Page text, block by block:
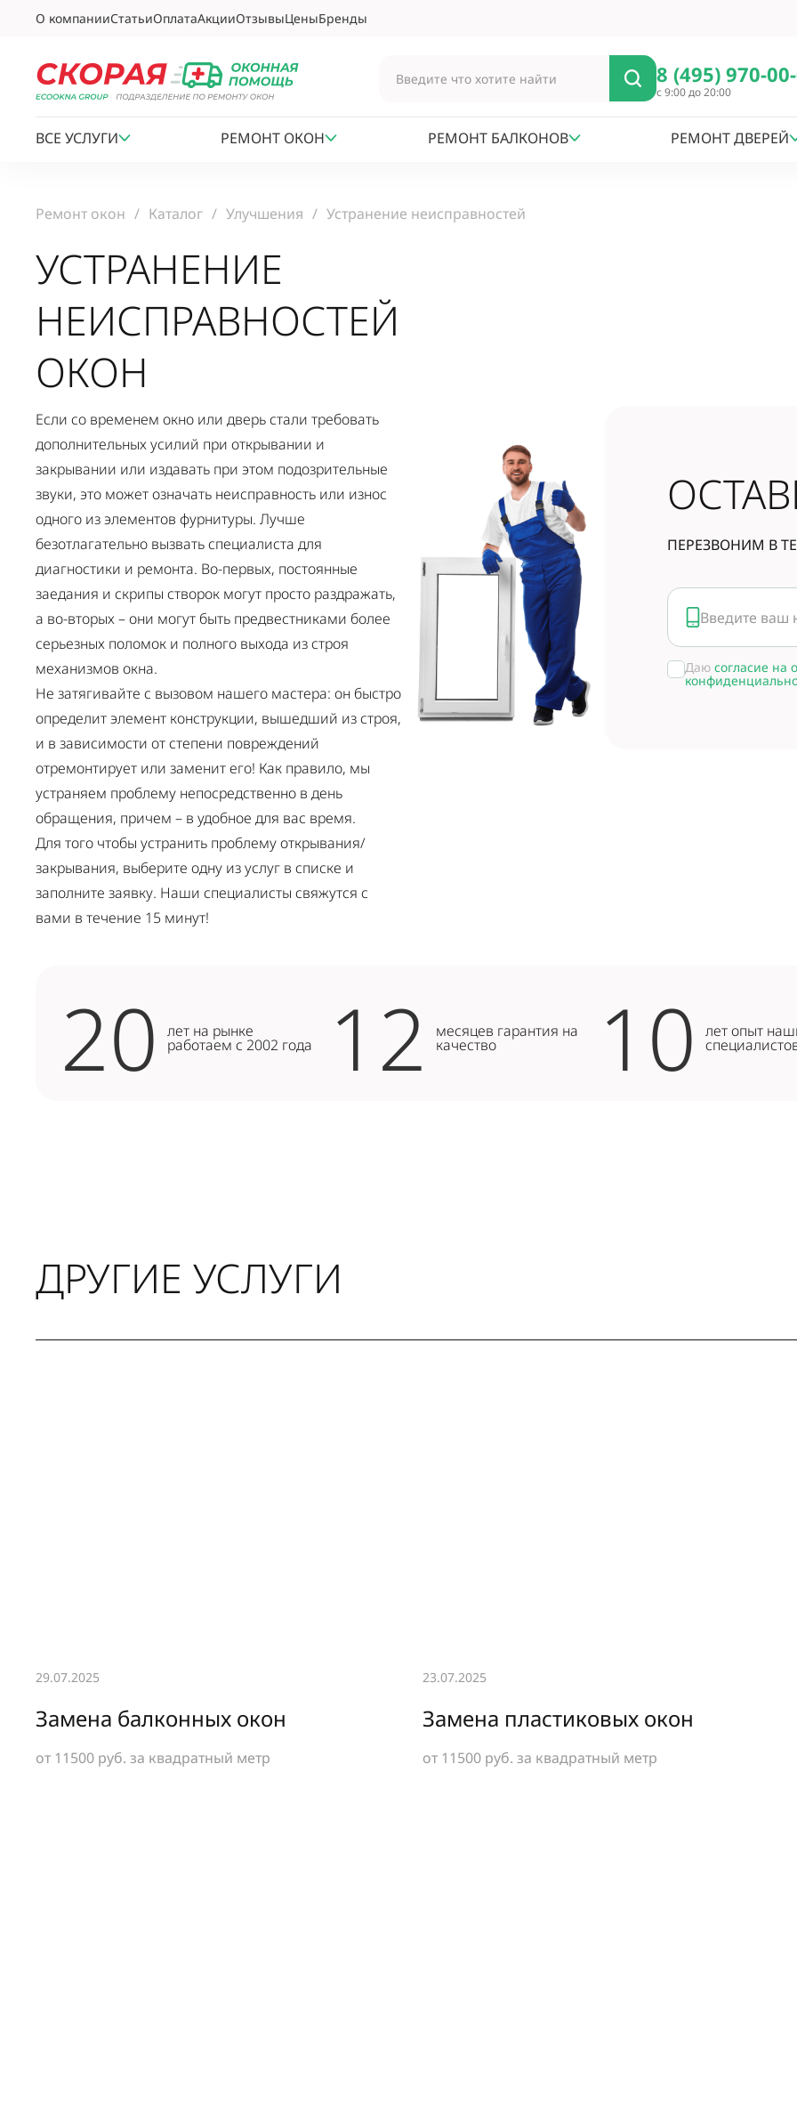
О компанииСтатьиОплатаАкцииОтзывыЦеныБренды
8 (495) 970-
с 9:00 до 20:00
ВСЕ УСЛУГИ РЕМОНТ ОКОН РЕМОНТ БАЛКОНОВ РЕМОНТ ДВЕРЕЙ
Ремонт окон Каталог Улучшения Устранение неисправностей
УСТРАНЕНИЕ
НЕИСПРАВНОСТЕЙ
ОКОН
Если со временем окно или дверь стали требовать
дополнительных усилий при открывании и
закрывании или издавать при этом подозрительные
звуки, это может означать неисправность или износ
одного из элементов фурнитуры. Лучше
безотлагательно вызвать специалиста для
диагностики и ремонта. Во-первых, постоянные
заедания и скрипы створок могут просто раздражать,
а во-вторых – они могут быть предвестниками более
серьезных поломок и полного выхода из строя
механизмов окна.
Не затягивайте с вызовом нашего мастера: он быстро
определит элемент конструкции, вышедший из строя,
и в зависимости от степени повреждений
отремонтирует или заменит его! Как правило, мы
устраняем проблему непосредственно в день
обращения, причем – в удобное для вас время.
Для того чтобы устранить проблему открывания/
закрывания, выберите одну из услуг в списке и
заполните заявку. Наши специалисты свяжутся с
вами в течение 15 минут!
ПЕРЕЗВОНИМ В
Даю согласие на
20 лет на рынке
работаем с 2002 года 12 месяцев гарантия на
качество 10 лет опыт
ДРУГИЕ УСЛУГИ
29.07.2025
Замена балконных окон
от 11500 руб. за квадратный метр
23.07.2025
Замена пластиковых окон
от 11500 руб. за квадратный метр